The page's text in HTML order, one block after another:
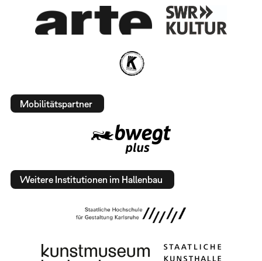
Mobilitätspartner
Weitere Institutionen im Hallenbau